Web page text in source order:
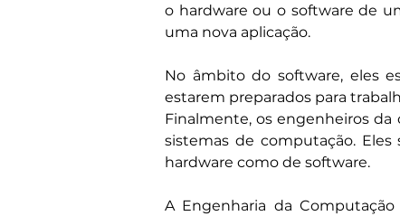
o hardware ou o software de
uma nova aplicação.
No âmbito do software, eles
estarem preparados para
Finalmente, os engenheiros
sistemas de computação.
hardware como de software.
A Engenharia da